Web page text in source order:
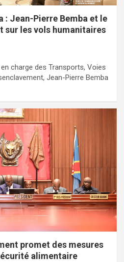
: Jean-Pierre Bemba et le
sur les vols humanitaires
charge des Transports, Voies
Jean-Pierre Bemba
promet des mesures
alimentaire